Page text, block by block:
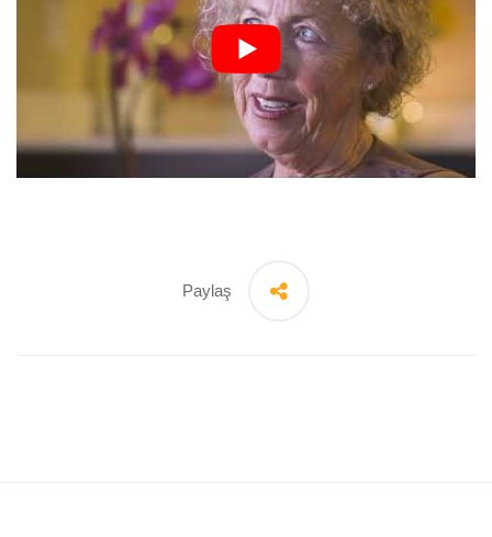
Paylaş